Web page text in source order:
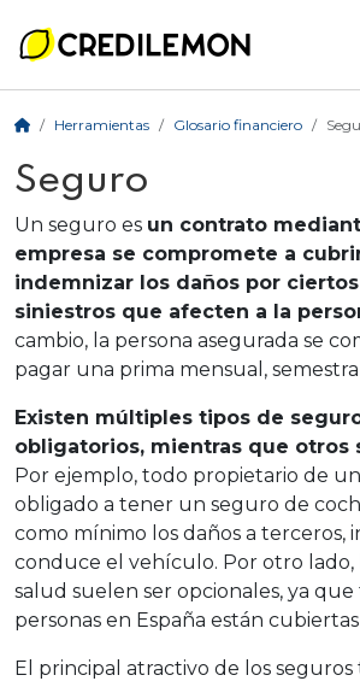
Herramientas Glosario financiero
Seguro
Un seguro es un contrato
empresa se compromete a
indemnizar los daños por
siniestros que afecten a la
cambio, la persona asegurada se
pagar una prima mensual,
Existen múltiples tipos de
obligatorios, mientras que otros
Por ejemplo, todo propietario de
obligado a tener un seguro de
como mínimo los daños a terceros,
conduce el vehículo. Por otro lado,
salud suelen ser opcionales, ya que
personas en España están
El principal atractivo de los